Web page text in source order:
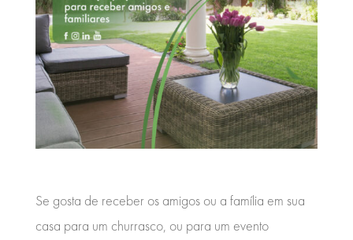
Se gosta de receber os amigos ou a família em sua
casa para um churrasco, ou para um evento